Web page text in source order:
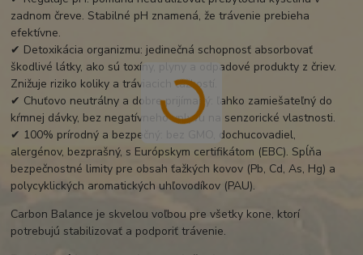
zadnom čreve. Stabilné pH znamená, že trávenie prebieha
efektívne.
✔ Detoxikácia organizmu: jedinečná schopnosť absorbovať
škodlivé látky, ako sú toxíny, plyny a odpadové produkty z čriev.
Znižuje riziko koliky a tráviacich ťažkostí.
✔ Chuťovo neutrálny a dobre prijímaný: ľahko zamiešateľný do
kŕmnej dávky, bez negatívneho vplyvu na senzorické vlastnosti.
✔ 100% prírodný a bezpečný: bez GMO, dochucovadiel,
alergénov, bezprašný, s Európskym certifikátom (EBC). Spĺňa
bezpečnostné limity pre obsah ťažkých kovov (Pb, Cd, As, Hg) a
polycyklických aromatických uhľovodíkov (PAU).
Carbon Balance je skvelou voľbou pre všetky kone, ktorí
potrebujú stabilizovať a podporiť trávenie.